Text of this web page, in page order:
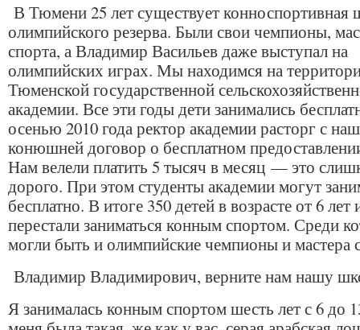
В Тюмени 25 лет существует конноспортивная
олимпийского резерва. Были свои чемпионы,
спорта, а Владимир Васильев даже выступал на
олимпийских играх. Мы находимся на
Тюменской государственной
академии. Все эти годы дети занимались
осенью 2010 года ректор академии расторг с
конюшней договор о бесплатном
Нам велели платить 5 тысяч в месяц — это
дорого. При этом студенты академии могут
бесплатно. В итоге 350 детей в возрасте от 6 лет
перестали заниматься конным спортом. Среди
могли быть и олимпийские чемпионы и мастера
Владимир Владимирович, верните нам нашу
Я занималась конным спортом шесть лет с 6 до